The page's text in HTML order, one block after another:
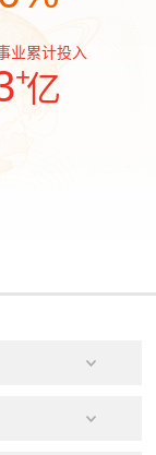
业累计投入
+亿